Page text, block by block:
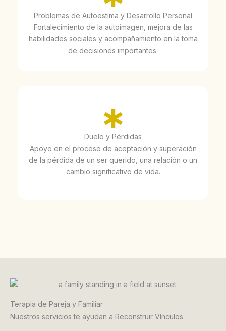
Problemas de Autoestima y Desarrollo Personal
Fortalecimiento de la autoimagen, mejora de las
habilidades sociales y acompañamiento en la toma
de decisiones importantes.
Duelo y Pérdidas
Apoyo en el proceso de aceptación y superación
de la pérdida de un ser querido, una relación o un
cambio significativo de vida.
Terapia de Pareja y Familiar
Nuestros servicios te ayudan a Reconstruir Vínculos